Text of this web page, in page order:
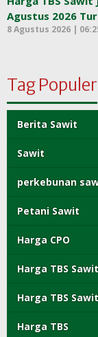
Agustus 2026
8 Agustus 2026 |
Tag Populer
Berita Sawit
Sawit
perkebunan
Petani Sawit
Harga CPO
Harga TBS Sawit
Harga TBS
Harga TBS